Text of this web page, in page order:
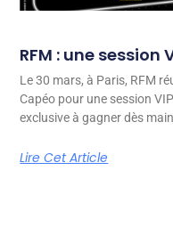
RFM : une session
Le 30 mars, à Paris, RFM
Capéo pour une session
exclusive à gagner dès
Lire Cet Article